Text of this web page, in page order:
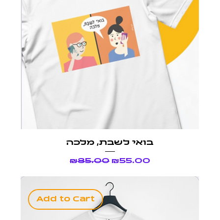
בואי לשבת, מלכה
Regular Price
₪85.00 Sale Price
₪55.00
Add to Cart